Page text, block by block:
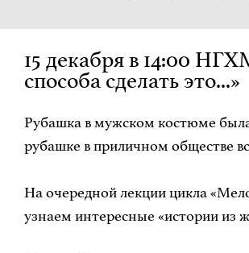
15 декабря в 14:00
способа сделать это...»
Рубашка в мужском костюме
рубашке в приличном обществе
На очередной лекции цикла
узнаем интересные «истории из